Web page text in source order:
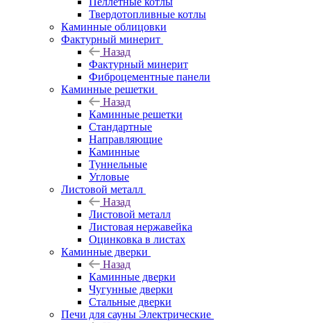
Твердотопливные котлы
Каминные облицовки
Фактурный минерит
Назад
Фактурный минерит
Фиброцементные панели
Каминные решетки
Назад
Каминные решетки
Стандартные
Направляющие
Каминные
Туннельные
Угловые
Листовой металл
Назад
Листовой металл
Листовая нержавейка
Оцинковка в листах
Каминные дверки
Назад
Каминные дверки
Чугунные дверки
Стальные дверки
Печи для сауны Электрические